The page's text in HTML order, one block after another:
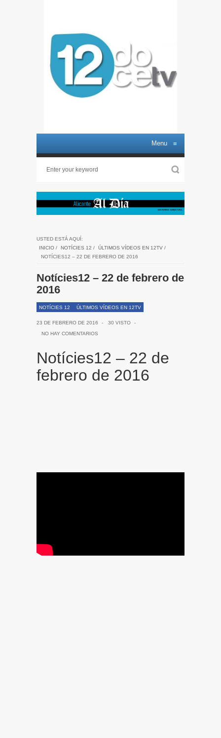
Menu ≡
USTED ESTÁ AQUÍ:
INICIO / NOTÍCIES 12 / ÚLTIMOS VÍDEOS EN 12TV /
NOTÍCIES12 – 22 DE FEBRERO DE 2016
Notícies12 – 22 de febrero de
2016
NOTÍCIES 12 ÚLTIMOS VÍDEOS EN 12TV
23 DE FEBRERO DE 2016 - 30 VISTO
-
NO HAY COMENTARIOS
Notícies12 – 22 de
febrero de 2016